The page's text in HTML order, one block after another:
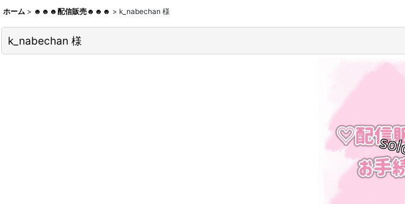
ホーム > ☻☻☻配信販売☻☻☻ > k_nabechan 様
k_nabechan 様